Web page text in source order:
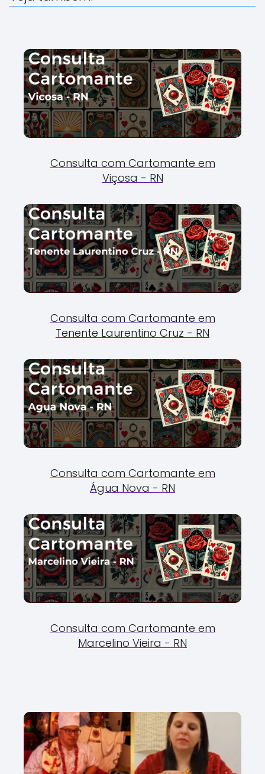
Consulta com Cartomante em
Viçosa - RN
Consulta com Cartomante em
Tenente Laurentino Cruz - RN
Consulta com Cartomante em
Água Nova - RN
Consulta com Cartomante em
Marcelino Vieira - RN